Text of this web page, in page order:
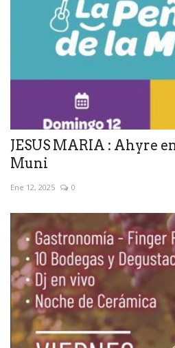
JESUS MARIA : Ahyre
Muni
Ene 12, 2025 0